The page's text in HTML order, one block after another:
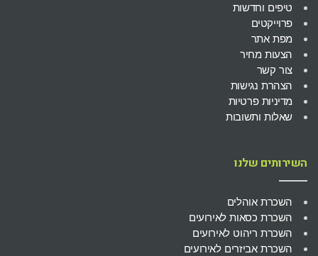
טיפים וחדשות
פרוייקטים
מפת אתר
הצעות מחיר
צור קשר
הצהרת נגישות
מדיניות פרטיות
שאלות ותשובות
השירותים שלנו
השכרת אוהלים
השכרת כסאות לאירועים
השכרת ריהוט לאירועים
השכרת אביזרים לאירועים